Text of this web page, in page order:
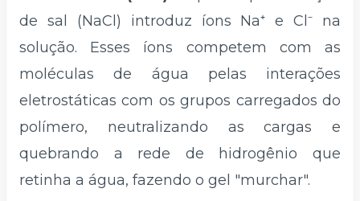
de sal (NaCl) introduz íons Na⁺ e Cl⁻ na
solução. Esses íons competem com as
moléculas de água pelas interações
eletrostáticas com os grupos carregados do
polímero, neutralizando as cargas e
quebrando a rede de hidrogênio que
retinha a água, fazendo o gel "murchar".